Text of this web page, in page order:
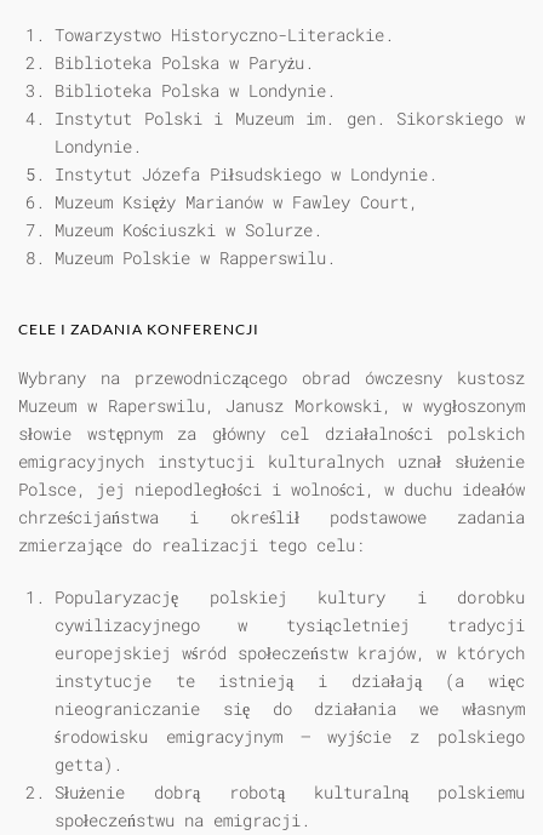
Towarzystwo Historyczno-Literackie.
Biblioteka Polska w Paryżu.
Biblioteka Polska w Londynie.
Instytut Polski i Muzeum im. gen. Sikorskiego w
Londynie.
Instytut Józefa Piłsudskiego w Londynie.
Muzeum Księży Marianów w Fawley Court,
Muzeum Kościuszki w Solurze.
Muzeum Polskie w Rapperswilu.
CELE I ZADANIA KONFERENCJI
Wybrany na przewodniczącego obrad ówczesny kustosz
Muzeum w Raperswilu, Janusz Morkowski, w wygłoszonym
słowie wstępnym za główny cel działalności polskich
emigracyjnych instytucji kulturalnych uznał służenie
Polsce, jej niepodległości i wolności, w duchu ideałów
chrześcijaństwa i określił podstawowe zadania
zmierzające do realizacji tego celu:
Popularyzację polskiej kultury i dorobku
cywilizacyjnego w tysiącletniej tradycji
europejskiej wśród społeczeństw krajów, w których
instytucje te istnieją i działają (a więc
nieograniczanie się do działania we własnym
środowisku emigracyjnym — wyjście z polskiego
getta).
Służenie dobrą robotą kulturalną polskiemu
społeczeństwu na emigracji.